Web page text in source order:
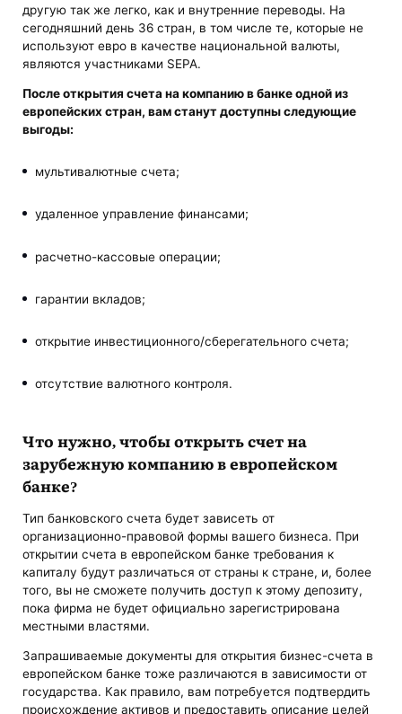
другую так же легко, как и внутренние переводы. На
сегодняшний день 36 стран, в том числе те, которые не
используют евро в качестве национальной валюты,
являются участниками SEPA.
Послеоткрытия счета на компанию в банке одной из
европейских стран, вам станут доступны следующие
выгоды:
мультивалютные счета;
удаленное управление финансами;
расчетно-кассовые операции;
гарантии вкладов;
открытие инвестиционного/сберегательного счета;
отсутствие валютного контроля.
Что нужно, чтобы открыть счет на
зарубежную компанию в европейском
банке?
Тип банковского счета будет зависеть от
организационно-правовой формы вашего бизнеса. При
открытии счета в европейском банке требования к
капиталу будут различаться от страны к стране, и, более
того, вы не сможете получить доступ к этому депозиту,
пока фирма не будет официально зарегистрирована
местными властями.
Запрашиваемые документы для открытия бизнес-счета в
европейском банке тоже различаются в зависимости от
государства. Как правило, вам потребуется подтвердить
происхождение активов и предоставить описание целей